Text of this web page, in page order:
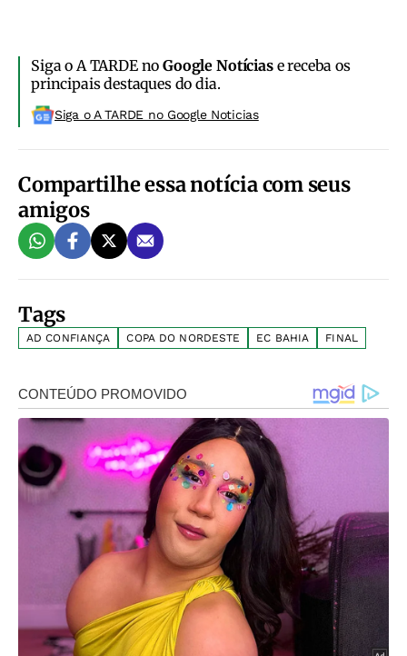
Siga o A TARDE noGoogle Notíciase receba os
principais destaques do dia.
Siga o A TARDE no Google Noticias
Compartilhe essa notícia com seus
amigos
Tags
AD CONFIANÇA COPA DO NORDESTE EC BAHIA FINAL